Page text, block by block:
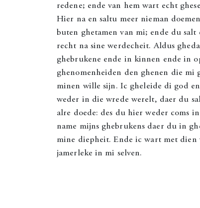
redene; ende van hem wart echt
Hier na en saltu meer nieman
buten ghetamen van mi; ende du salt
recht na sine werdecheit. Aldus
ghebrukene ende in kinnen ende in
ghenomenheiden den ghenen die mi
minen wille sijn. Ic gheleide di god
weder in die wrede werelt, daer du
alre doede: des du hier weder coms
name mijns ghebrukens daer du in
mine diepheit. Ende ic wart met dien
jamerleke in mi selven.